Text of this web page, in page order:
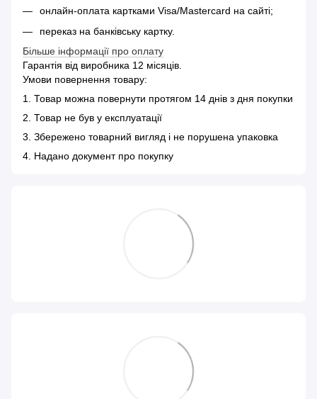
онлайн-оплата картками Visa/Mastercard на сайті;
переказ на банківську картку.
Більше інформації про оплату
Гарантія від виробника 12 місяців.
Умови повернення товару:
1. Товар можна повернути протягом 14 днів з дня покупки
2. Товар не був у експлуатації
3. Збережено товарний вигляд і не порушена упаковка
4. Надано документ про покупку